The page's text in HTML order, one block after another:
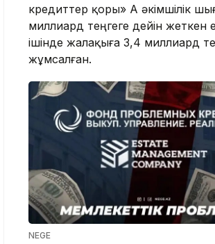
кредиттер қоры» АҚ әкімшілік
миллиард теңгеге дейін жеткен
ішінде жалақыға 3,4 миллиард
жұмсалған.
NEGE